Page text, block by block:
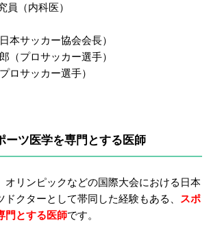
員（内科医）
本サッカー協会会長）
（プロサッカー選手）
ロサッカー選手）
ーツ医学を専門とする医師
オリンピックなどの国際大会における日本
クターとして帯同した経験もある、
スポ
門とする医師です。